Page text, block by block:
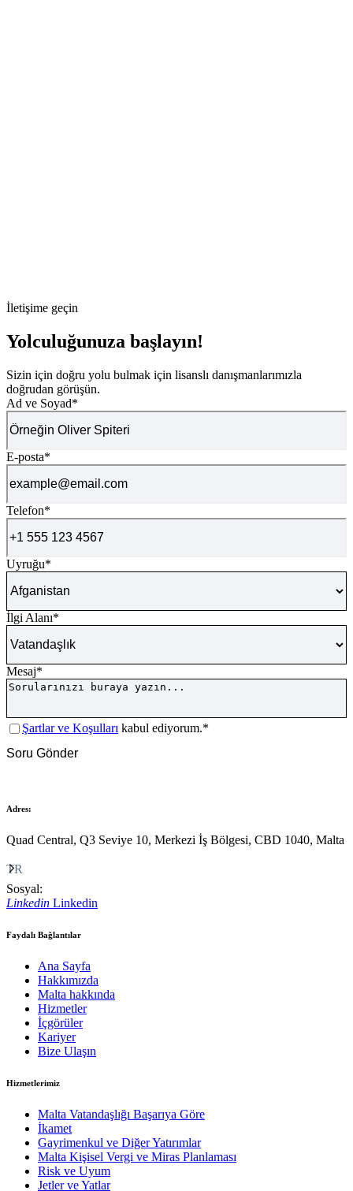
İletişime geçin
Yolculuğunuza başlayın!
Sizin için doğru yolu bulmak için lisanslı danışmanlarımızla
doğrudan görüşün.
Ad ve Soyad*
E-posta*
Telefon*
Uyruğu*
İlgi Alanı*
Mesaj*
Onay*
Şartlar ve Koşulları kabul ediyorum.*
Soru Gönder
Adres:
Quad Central, Q3 Seviye 10, Merkezi İş Bölgesi, CBD 1040, Malta
TR
Sosyal:
Linkedin Linkedin
Faydalı Bağlantılar
Ana Sayfa
Hakkımızda
Malta hakkında
Hizmetler
İçgörüler
Kariyer
Bize Ulaşın
Hizmetlerimiz
Malta Vatandaşlığı Başarıya Göre
İkamet
Gayrimenkul ve Diğer Yatırımlar
Malta Kişisel Vergi ve Miras Planlaması
Risk ve Uyum
Jetler ve Yatlar